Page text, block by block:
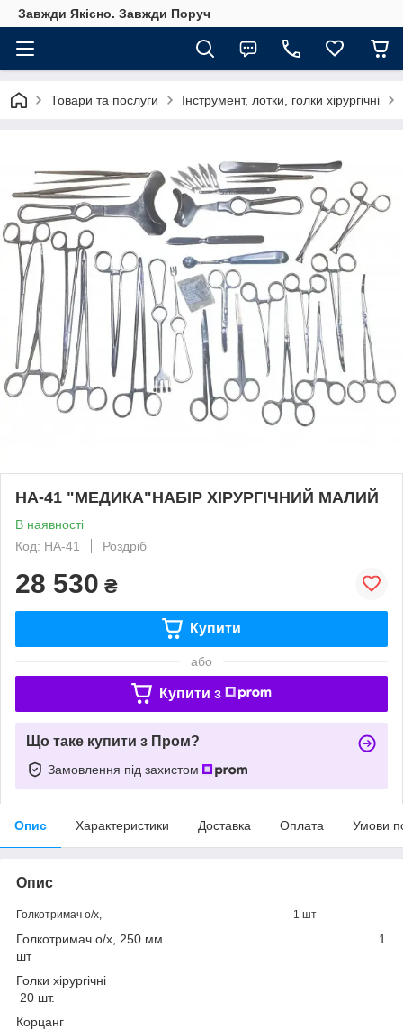
Завжди Якісно. Завжди Поруч
Товари та послуги Інструмент, лотки, голки хірургічні
НА-41 "МЕДИКА"НАБІР ХІРУРГІЧНИЙ МАЛИЙ
В наявності
Код: НА-41
Роздріб
28 530 ₴
Купити
або
Купити з
Що таке купити з Пром?
Замовлення під захистом
Опис Характеристики Доставка Оплата Умови
Опис
Голкотримач о/х, 1 шт
Голкотримач о/х, 250 мм
1
шт
Голки хірургічні
20 шт.
Корцанг